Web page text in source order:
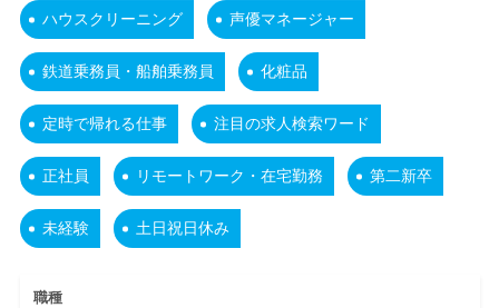
ハウスクリーニング 声優マネージャー
鉄道乗務員・船舶乗務員 化粧品
定時で帰れる仕事 注目の求人検索ワード
正社員 リモートワーク・在宅勤務 第二新卒
未経験 土日祝日休み
職種